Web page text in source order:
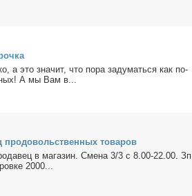
а это зна­чит, что по­ра за­ду­мать­ся как по­
А мы Вам в...
про­до­воль­ствен­ных то­ва­ров
в ма­га­зин. Сме­на 3/3 с 8.00-22.00. Зп
2000...